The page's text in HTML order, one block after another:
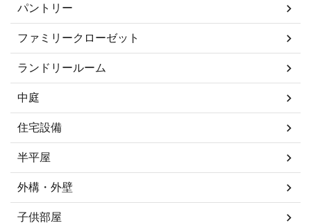
パントリー
ファミリークローゼット
ランドリールーム
中庭
住宅設備
半平屋
外構・外壁
子供部屋